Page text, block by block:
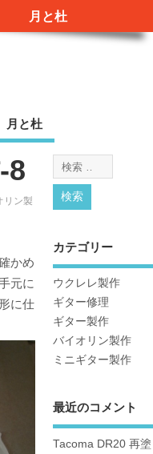
月と杜
月と杜
8
リン製
かめ
元に
に仕
カテゴリー
ウクレレ製作
ギター修理
ギター製作
バイオリン製作
ミニギター製作
最近のコメント
Tacoma DR20 再塗